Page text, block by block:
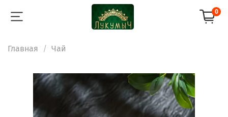
0
Главная Чай